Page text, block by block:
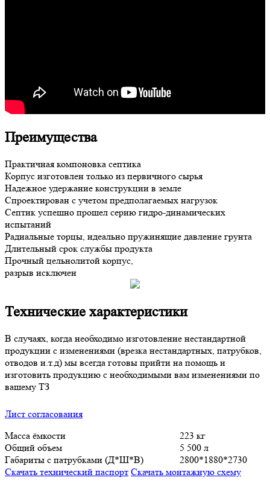
Преимущества
Практичная компоновка септика
Корпус изготовлен только из первичного сырья
Надежное удержание конструкции в земле
Спроектирован с учетом предполагаемых нагрузок
Септик успешно прошел серию гидро-динамических
испытаний
Радиальные торцы, идеально пружинящие давление грунта
Длительный срок службы продукта
Прочный цельнолитой корпус,
разрыв исключен
Технические характеристики
В случаях, когда необходимо изготовление нестандартной
продукции с изменениями (врезка нестандартных, патрубков,
отводов и.т.д) мы всегда готовы прийти на помощь и
изготовить продукцию с необходимыми вам изменениями по
вашему ТЗ
Лист согласования
Масса ёмкости
223 кг
Общий объем
5 500 л
Габариты с патрубками (Д*Ш*В)
2800*1880*2730
Скачать технический паспорт Скачать монтажную схему